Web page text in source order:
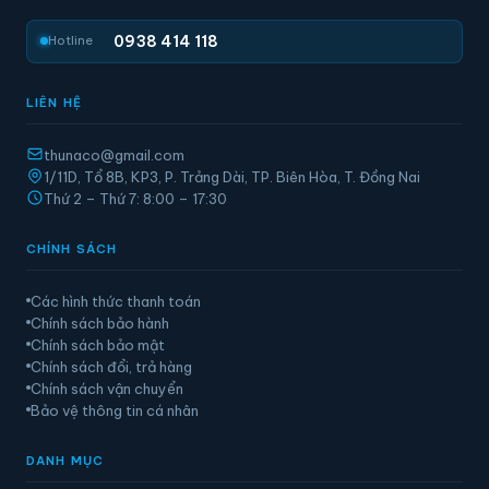
Hotline 0938 414 118
LIÊN HỆ
thunaco@gmail.com
1/11D, Tổ 8B, KP3, P. Trảng Dài, TP. Biên Hòa, T. Đồng Nai
Thứ 2 – Thứ 7: 8:00 – 17:30
CHÍNH SÁCH
Các hình thức thanh toán
Chính sách bảo hành
Chính sách bảo mật
Chính sách đổi, trả hàng
Chính sách vận chuyển
Bảo vệ thông tin cá nhân
DANH MỤC